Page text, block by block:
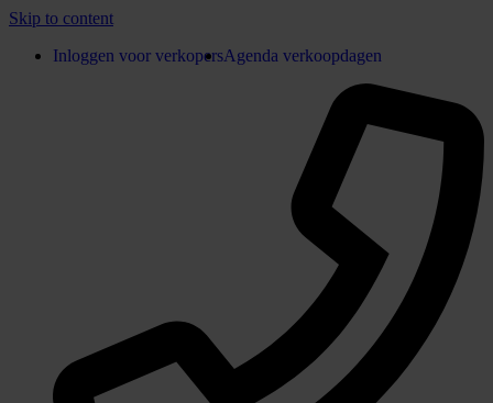
Skip to content
Inloggen voor verkopersAgenda verkoopdagen